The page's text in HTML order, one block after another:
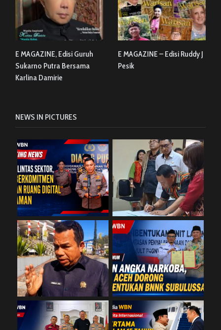
E MAGAZINE, Edisi Guruh
Sukarno Putra Bersama
Karlina Damirie
E MAGAZINE – Edisi Ruddy J
Pesik
NEWS IN PICTURES